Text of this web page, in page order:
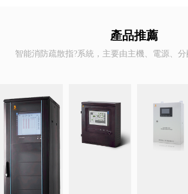
產品推薦
智能消防疏散指?系統，主要由主機、電源、